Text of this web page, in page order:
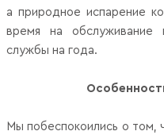
а природное испарение
время на
службы на года.
Мы побеспокоились о том,